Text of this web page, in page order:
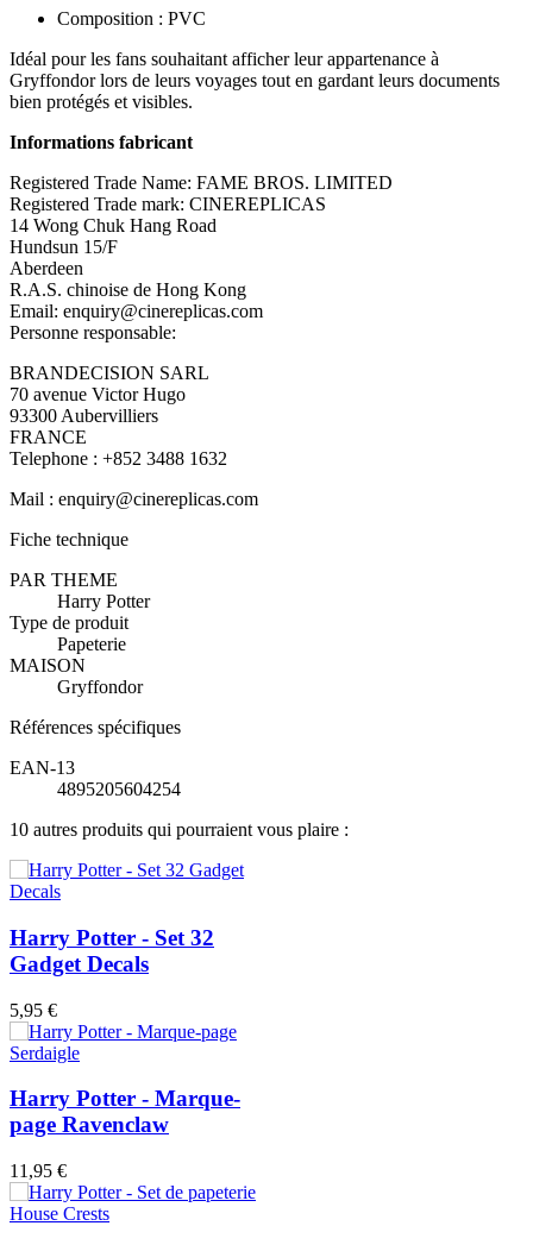
Composition : PVC
Idéal pour les fans souhaitant afficher leur appartenance à
Gryffondor lors de leurs voyages tout en gardant leurs documents
bien protégés et visibles.
Informations fabricant
Registered Trade Name: FAME BROS. LIMITED
Registered Trade mark: CINEREPLICAS
14 Wong Chuk Hang Road
Hundsun 15/F
Aberdeen
R.A.S. chinoise de Hong Kong
Email: enquiry@cinereplicas.com
Personne responsable:
BRANDECISION SARL
70 avenue Victor Hugo
93300 Aubervilliers
FRANCE
Telephone : +852 3488 1632
Mail : enquiry@cinereplicas.com
Fiche technique
PAR THEME
Harry Potter
Type de produit
Papeterie
MAISON
Gryffondor
Références spécifiques
EAN-13
4895205604254
10 autres produits qui pourraient vous plaire :
Harry Potter - Set 32
Gadget Decals
5,95 €
Harry Potter - Marque-
page Ravenclaw
11,95 €